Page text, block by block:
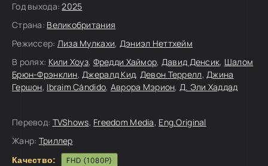
Год выхода: 2025
Страна: Великобритания
Режиссер: Лиза Мулкахи, Дэниэл Неттхейм
В ролях: Кили Хоуз, Фредди Хаймор, Давид Денсик, Шалом
Брюн-Фрэнклин,Джералд Кид, Девон Террелл,Джина
Гершон, Ibraim Cándido, Аврора Мэрион, Д. Эли Хаддад
Перевод: TVShows, Freedom Media, Eng.Original
Жанр: Триллер
Качество: FHD (1080P)